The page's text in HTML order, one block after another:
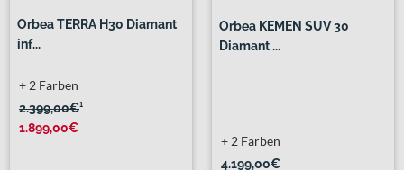
Orbea TERRA H30 Diamant
inf...
2.399,00€¹
1.899,00€
+ 2 Farben
Orbea KEMEN SUV 30
Diamant ...
4.199,00€
+ 2 Farben